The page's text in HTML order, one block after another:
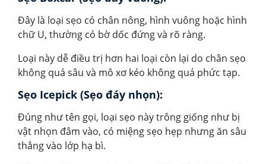
Đây là loại sẹo có chân nông, hình vuông hoặc hình
chữ U, thường có bờ dốc đứng và rõ ràng.
Loại này dễ điều trị hơn hai loại còn lại do chân sẹo
không quá sâu và mô xơ kéo không quá phức tạp.
Sẹo Icepick (Sẹo đáy nhọn):
Đúng như tên gọi, loại sẹo này trông giống như bị
vật nhọn đâm vào, có miệng sẹo hẹp nhưng ăn sâu
thẳng vào lớp hạ bì.